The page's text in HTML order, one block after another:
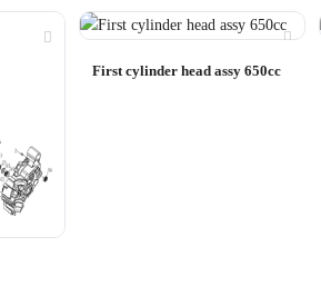
First cylinder head assy 650cc